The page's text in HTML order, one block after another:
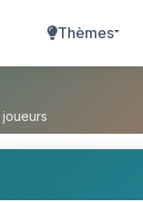
Thèmes
tout-terrain ?